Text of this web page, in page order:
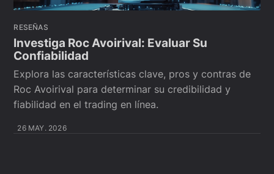
RESEÑAS
Investiga Roc Avoirival: Evaluar Su
Confiabilidad
Explora las características clave, pros y contras de
Roc Avoirival para determinar su credibilidad y
fiabilidad en el trading en línea.
26 MAY. 2026